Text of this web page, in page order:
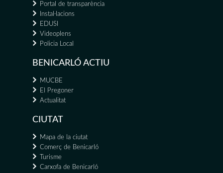
Portal de transparència
Instal·lacions
EDUSI
Videoplens
Policia Local
BENICARLÓ ACTIU
MUCBE
El Pregoner
Actualitat
CIUTAT
Mapa de la ciutat
Comerç de Benicarló
Turisme
Carxofa de Benicarló